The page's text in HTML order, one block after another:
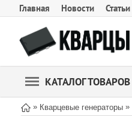
Главная Новости Статьи
КАТАЛОГ ТОВАРОВ
» Кварцевые генераторы »